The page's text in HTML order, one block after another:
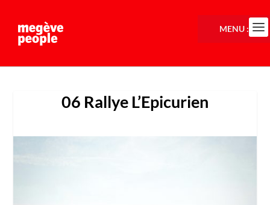
06 Rallye L’Epicurien
MENU :